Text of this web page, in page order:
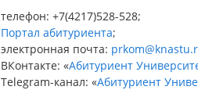
телефон: +7(4217)528-528;
Портал абитуриента;
электронная почта:
ВКонтакте: «Абитуриент
Telegram-канал: «Абитуриент